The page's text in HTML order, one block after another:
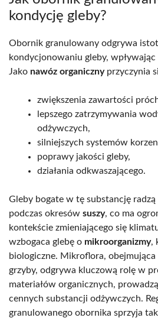
kondycję gleby?
Obornik granulowany odgrywa
kondycjonowaniu gleby,
Jako nawóz organicznyprzyczynia
zwiększenia zawartości
lepszego zatrzymywania
odżywczych,
silniejszych systemów
poprawy jakości gleby,
działania odkwaszającego.
Gleby bogate w tę substancję radzą
podczas okresów suszy, co ma
kontekście zmieniającego się
wzbogaca glebę o mikroorganizmy,
biologiczne. Mikroflora,
grzyby, odgrywa kluczową rolę w
materiałów organicznych,
cennych substancji odżywczych.
granulowanego obornika sprzyja